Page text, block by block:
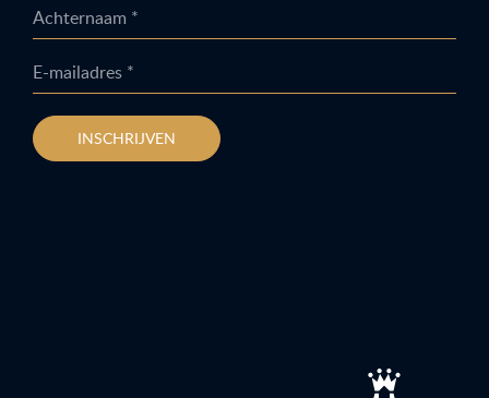
Achternaam *
E-mailadres *
INSCHRIJVEN